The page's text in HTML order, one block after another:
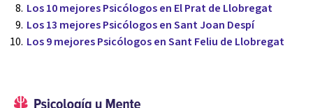
Los 10 mejores Psicólogos en El Prat de Llobregat
Los 13 mejores Psicólogos en Sant Joan Despí
Los 9 mejores Psicólogos en Sant Feliu de Llobregat